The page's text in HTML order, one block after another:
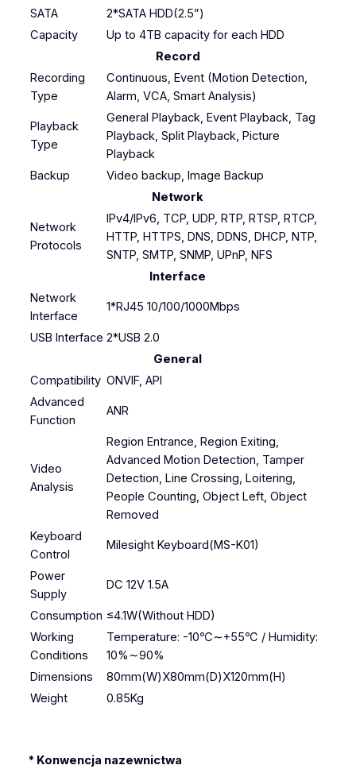
SATA
2*SATA HDD(2.5”)
Capacity
Up to 4TB capacity for each HDD
Record
Recording
Type
Continuous, Event (Motion Detection,
Alarm, VCA, Smart Analysis)
Playback
Type
General Playback, Event Playback, Tag
Playback, Split Playback, Picture
Playback
Backup
Video backup, Image Backup
Network
Network
Protocols
IPv4/IPv6, TCP, UDP, RTP, RTSP, RTCP,
HTTP, HTTPS, DNS, DDNS, DHCP, NTP,
SNTP, SMTP, SNMP, UPnP, NFS
Interface
Network
Interface
1*RJ45 10/100/1000Mbps
USB Interface 2*USB 2.0
General
Compatibility ONVIF, API
Advanced
Function
ANR
Video
Analysis
Region Entrance, Region Exiting,
Advanced Motion Detection, Tamper
Detection, Line Crossing, Loitering,
People Counting, Object Left, Object
Removed
Keyboard
Control
Milesight Keyboard(MS-K01)
Power
Supply
DC 12V 1.5A
Consumption ≤4.1W(Without HDD)
Working
Conditions
Temperature: -10℃∼+55℃ / Humidity:
10%∼90%
Dimensions
80mm(W)X80mm(D)X120mm(H)
Weight
0.85Kg
* Konwencja nazewnictwa